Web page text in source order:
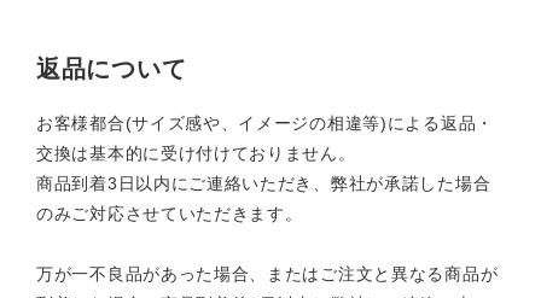
返品について
お客様都合(サイズ感や、イメージの相違等)による返品・
交換は基本的に受け付けておりません。
商品到着3日以内にご連絡いただき、弊社が承諾した場合
のみご対応させていただきます。
万が一不良品があった場合、またはご注文と異なる商品が